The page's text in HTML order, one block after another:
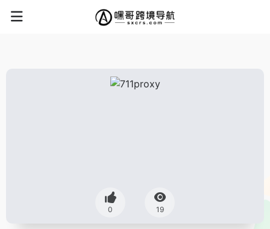
0 19